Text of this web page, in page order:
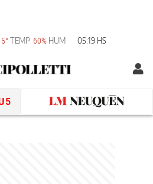
5° TEMP 60% HUM 05:19 HS